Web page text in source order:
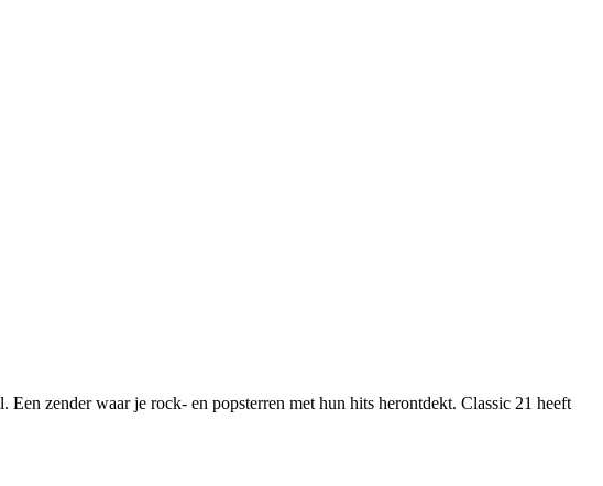
zender waar je rock- en popsterren met hun hits herontdekt. Classic 21 heeft